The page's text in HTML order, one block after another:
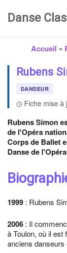
Danse
Accueil »
Rubens
DANSEUR
Fiche mise à
Rubens Simon
de l'Opéra
Corps de Ballet
Danse de
1999 : Rubens
2006 : Il
à Toulon, où il est
anciens danseurs